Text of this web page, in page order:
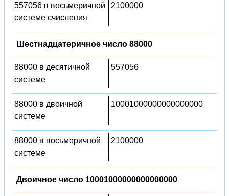
557056 в восьмеричной
системе счисления
2100000
Шестнадцатеричное число 88000
88000 в десятичной
системе
557056
88000 в двоичной
системе
10001000000000000000
88000 в восьмеричной
системе
2100000
Двоичное число 10001000000000000000